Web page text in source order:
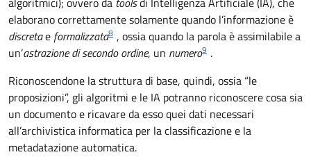
elaborano correttamente solamente quando l’informazione è
discretae formalizzata8 , ossia quando la parola è assimilabile a
un’astrazione di secondo ordine, un numero9 .
Riconoscendone la struttura di base, quindi, ossia “le
proposizioni”, gli algoritmi e le IA potranno riconoscere cosa sia
un documento e ricavare da esso quei dati necessari
all’archivistica informatica per la classificazione e la
metadatazione automatica.